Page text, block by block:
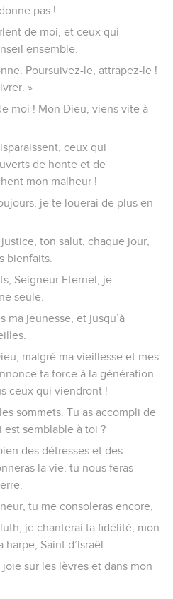
pas !
de moi, et ceux qui
ensemble.
Poursuivez-le, attrapez-le !
»
moi ! Mon Dieu, viens vite à
ceux qui
de honte et de
mon malheur !
je te louerai de plus en
ton salut, chaque jour,
bienfaits.
Seigneur Eternel, je
seule.
ma jeunesse, et jusqu’à
malgré ma vieillesse et mes
ta force à la génération
ceux qui viendront !
sommets. Tu as accompli de
est semblable à toi ?
des détresses et des
la vie, tu nous feras
tu me consoleras encore,
je chanterai ta fidélité, mon
Saint d’Israël.
joie sur les lèvres et dans mon